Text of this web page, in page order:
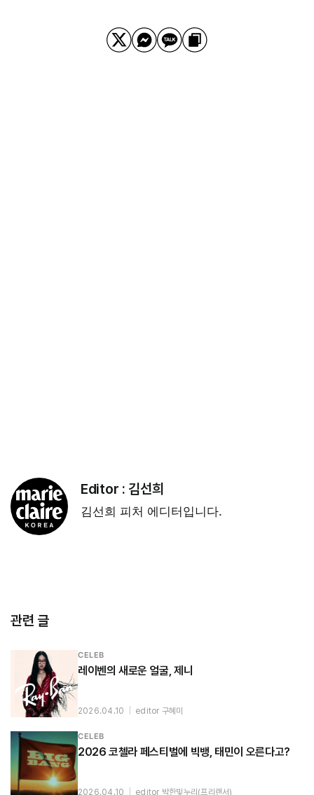
Editor : 김선희
김선희 피처 에디터입니다.
관련 글
CELEB
레이벤의 새로운 얼굴, 제니
2026.04.10 editor 구혜미
CELEB
2026 코첼라 페스티벌에 빅뱅, 태민이 오른다고?
2026.04.10 editor 박한빛누리(프리랜서)